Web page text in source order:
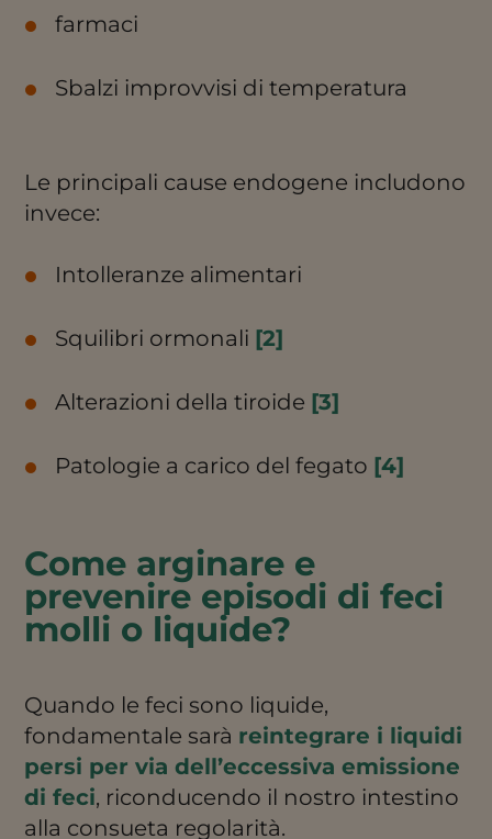
farmaci
Sbalzi improvvisi di temperatura
Le principali cause endogene includono
invece:
Intolleranze alimentari
Squilibri ormonali [2]
Alterazioni della tiroide [3]
Patologie a carico del fegato [4]
Come arginare e
prevenire episodi di feci
molli o liquide?
Quando le feci sono liquide,
fondamentale sarà reintegrare i liquidi
persi per via dell’eccessiva emissione
di feci, riconducendo il nostro intestino
alla consueta regolarità.